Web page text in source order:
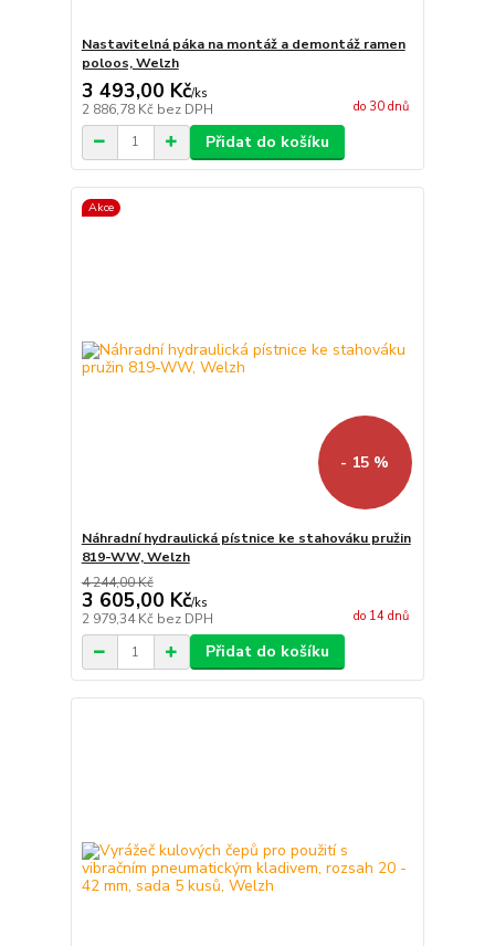
Nastavitelná páka na montáž a demontáž ramen
poloos, Welzh
3 493,00 Kč/ks
2 886,78 Kč bez DPH do 30 dnů
Přidat do košíku
Akce
- 15 %
Náhradní hydraulická pístnice ke stahováku pružin
819-WW, Welzh
4 244,00 Kč
3 605,00 Kč/ks
2 979,34 Kč bez DPH do 14 dnů
Přidat do košíku